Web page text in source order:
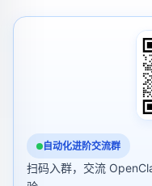
自动化进阶交流群
扫码入群，交流